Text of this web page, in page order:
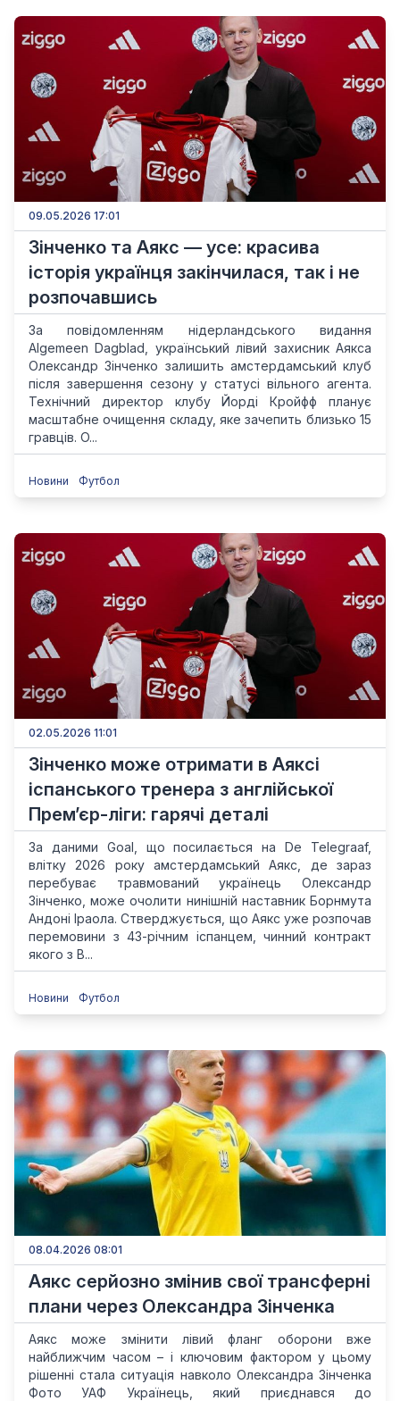
09.05.2026 17:01
Зінченко та Аякс — усе: красива
історія українця закінчилася, так і не
розпочавшись
За повідомленням нідерландського видання
Algemeen Dagblad, український лівий захисник Аякса
Олександр Зінченко залишить амстердамський клуб
після завершення сезону у статусі вільного агента.
Технічний директор клубу Йорді Кройфф планує
масштабне очищення складу, яке зачепить близько 15
гравців. О...
Новини Футбол
02.05.2026 11:01
Зінченко може отримати в Аяксі
іспанського тренера з англійської
Прем’єр-ліги: гарячі деталі
За даними Goal, що посилається на De Telegraaf,
влітку 2026 року амстердамський Аякс, де зараз
перебуває травмований українець Олександр
Зінченко, може очолити нинішній наставник Борнмута
Андоні Іраола. Стверджується, що Аякс уже розпочав
перемовини з 43-річним іспанцем, чинний контракт
якого з В...
Новини Футбол
08.04.2026 08:01
Аякс серйозно змінив свої трансферні
плани через Олександра Зінченка
Аякс може змінити лівий фланг оборони вже
найближчим часом – і ключовим фактором у цьому
рішенні стала ситуація навколо Олександра Зінченка
Фото УАФ Українець, який приєднався до